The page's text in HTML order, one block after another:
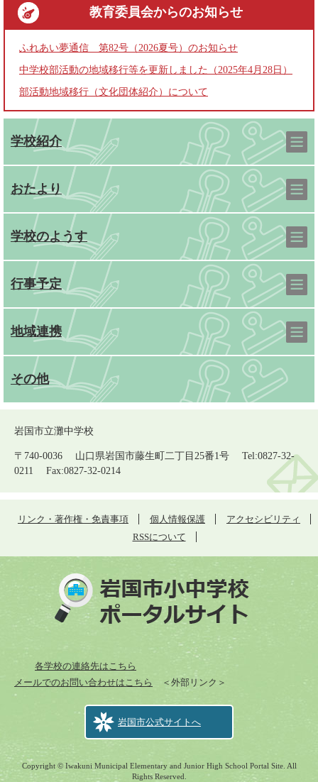
教育委員会からのお知らせ
ふれあい夢通信 第82号（2026夏号）のお知らせ
中学校部活動の地域移行等を更新しました（2025年4月28日）
部活動地域移行（文化団体紹介）について
学校紹介
おたより
学校のようす
行事予定
地域連携
その他
岩国市立灘中学校
〒740-0036 山口県岩国市藤生町二丁目25番1号 Tel:0827-32-
0211 Fax:0827-32-0214
リンク・著作権・免責事項 個人情報保護
アクセシビリティ
RSSについて
各学校の連絡先はこちら
メールでのお問い合わせはこちら
＜外部リンク＞
岩国市公式サイトへ
Copyright © Iwakuni Municipal Elementary and Junior High School Portal Site. All
Rights Reserved.